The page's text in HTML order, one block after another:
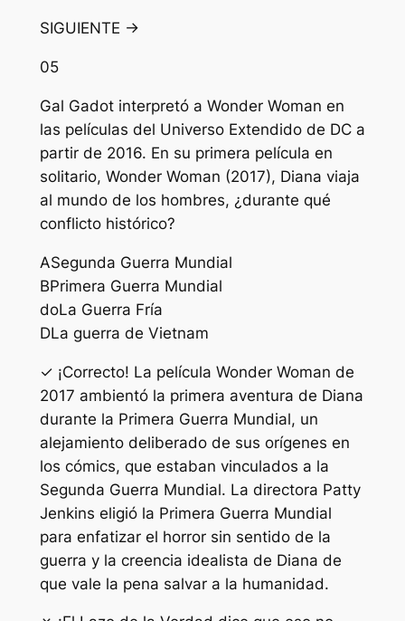
SIGUIENTE →
05
Gal Gadot interpretó a Wonder Woman en
las películas del Universo Extendido de DC a
partir de 2016. En su primera película en
solitario, Wonder Woman (2017), Diana viaja
al mundo de los hombres, ¿durante qué
conflicto histórico?
ASegunda Guerra Mundial
BPrimera Guerra Mundial
doLa Guerra Fría
DLa guerra de Vietnam
✓ ¡Correcto! La película Wonder Woman de
2017 ambientó la primera aventura de Diana
durante la Primera Guerra Mundial, un
alejamiento deliberado de sus orígenes en
los cómics, que estaban vinculados a la
Segunda Guerra Mundial. La directora Patty
Jenkins eligió la Primera Guerra Mundial
para enfatizar el horror sin sentido de la
guerra y la creencia idealista de Diana de
que vale la pena salvar a la humanidad.